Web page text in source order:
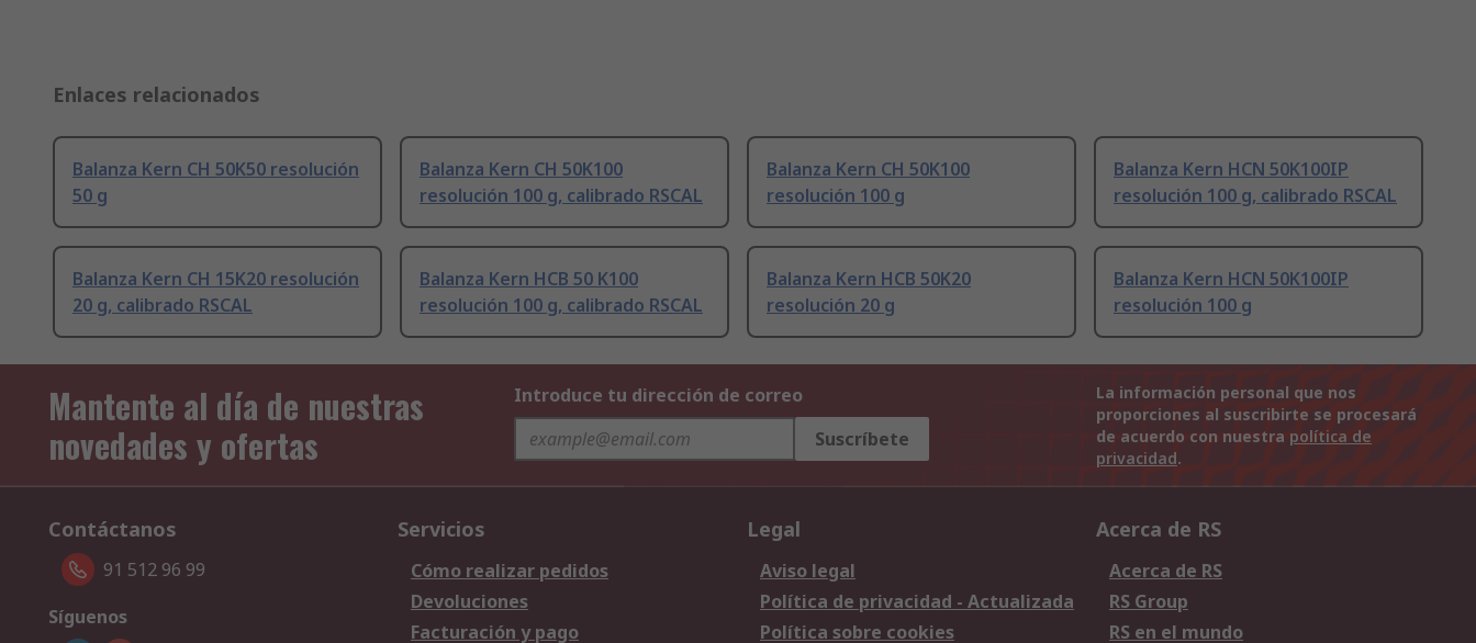
Enlaces relacionados
Balanza Kern CH 50K50 resolución
50 g
Balanza Kern CH 50K100
resolución 100 g, calibrado RSCAL
Balanza Kern CH 50K100
resolución 100 g
Balanza Kern HCN 50K100IP
resolución 100 g, calibrado RSCAL
Balanza Kern CH 15K20 resolución
20 g, calibrado RSCAL
Balanza Kern HCB 50 K100
resolución 100 g, calibrado RSCAL
Balanza Kern HCB 50K20
resolución 20 g
Balanza Kern HCN 50K100IP
resolución 100 g
Mantente al día de nuestras
novedades y ofertas
Introduce tu dirección de correo
Suscríbete
La información personal que nos
proporciones al suscribirte se procesará
de acuerdo con nuestra política de
privacidad.
Contáctanos
91 512 96 99
Síguenos
Servicios
Cómo realizar pedidos
Devoluciones
Facturación y pago
Legal
Aviso legal
Política de privacidad - Actualizada
Política sobre cookies
Acerca de RS
Acerca de RS
RS Group
RS en el mundo